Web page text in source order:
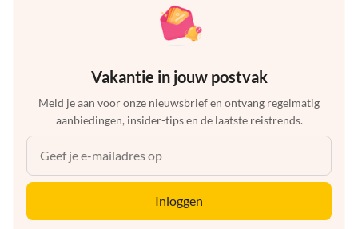
Vakantie in jouw postvak
Meld je aan voor onze nieuwsbrief en ontvang regelmatig
aanbiedingen, insider-tips en de laatste reistrends.
Inloggen